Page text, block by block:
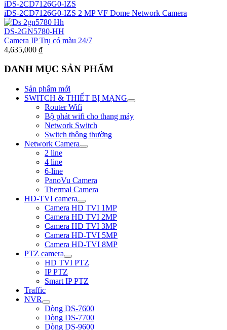
iDS-2CD7126G0-IZS
iDS-2CD7126G0-IZS 2 MP VF Dome Network Camera
DS-2GN5780-HH
Camera IP Trụ có màu 24/7
4,635,000 ₫
DANH MỤC SẢN PHẨM
Sản phẩm mới
SWITCH & THIẾT BỊ MẠNG
Router Wifi
Bộ phát wifi cho thang máy
Network Switch
Switch thông thường
Network Camera
2 line
4 line
6-line
PanoVu Camera
Thermal Camera
HD-TVI camera
Camera HD TVI 1MP
Camera HD TVI 2MP
Camera HD TVI 3MP
Camera HD-TVI 5MP
Camera HD-TVI 8MP
PTZ camera
HD TVI PTZ
IP PTZ
Smart IP PTZ
Traffic
NVR
Dòng DS-7600
Dòng DS-7700
Dòng DS-9600